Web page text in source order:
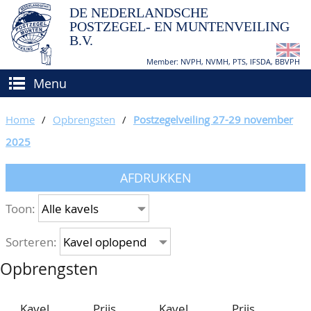
DE NEDERLANDSCHE
POSTZEGEL- EN MUNTENVEILING
B.V.
Member: NVPH, NVMH, PTS, IFSDA, BBVPH
Menu
(VER)KOPEN
Hoe verkopen?
Hoe kopen?
Voorwaarden
BIEDEN
TAXATIES
CATALOGI/OPBRENGSTEN
KEURINGSDIENST
AGENDA
OVER ONS
Home / Opbrengsten / Postzegelveiling 27-29 november
2025
AFDRUKKEN
Toon:
Sorteren:
Opbrengsten